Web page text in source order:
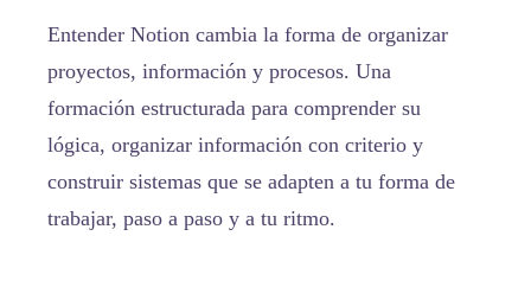
Entender Notion cambia la forma de organizar
proyectos, información y procesos. Una
formación estructurada para comprender su
lógica, organizar información con criterio y
construir sistemas que se adapten a tu forma de
trabajar, paso a paso y a tu ritmo.